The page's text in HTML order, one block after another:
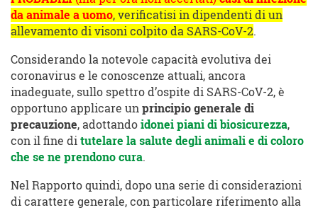
da animale a uomo, verificatisi in dipendenti di un
allevamento di visoni colpito da SARS-CoV-2.
Considerando la notevole capacità evolutiva dei
coronavirus e le conoscenze attuali, ancora
inadeguate, sullo spettro d’ospite di SARS-CoV-2, è
opportuno applicare un principio generale di
precauzione, adottando idonei piani di biosicurezza,
con il fine di tutelare la salute degli animali e di coloro
che se ne prendono cura.
Nel Rapporto quindi, dopo una serie di considerazioni
di carattere generale, con particolare riferimento alla